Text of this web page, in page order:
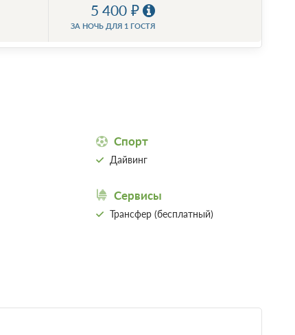
5 400
ЗА НОЧЬ ДЛЯ 1 ГОСТЯ
Спорт
Дайвинг
Сервисы
Трансфер (бесплатный)